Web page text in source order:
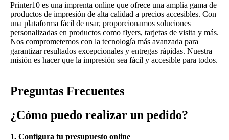
Printer10 es una imprenta online que ofrece una amplia gama de
productos de impresión de alta calidad a precios accesibles. Con
una plataforma fácil de usar, proporcionamos soluciones
personalizadas en productos como flyers, tarjetas de visita y más.
Nos comprometemos con la tecnología más avanzada para
garantizar resultados excepcionales y entregas rápidas. Nuestra
misión es hacer que la impresión sea fácil y accesible para todos.
Preguntas Frecuentes
¿Cómo puedo realizar un pedido?
1. Configura tu presupuesto online